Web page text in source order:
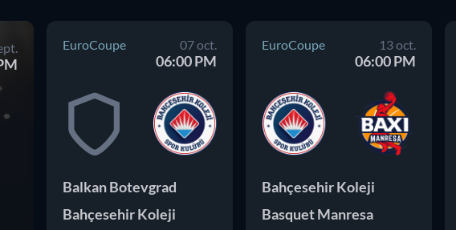
EuroCoupe 07 oct.
06:00 PM
Balkan Botevgrad
Bahçesehir Koleji
EuroCoupe 13 oct.
06:00 PM
Bahçesehir Koleji
Basquet Manresa